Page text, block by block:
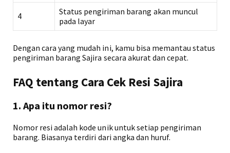
4
Status pengiriman barang akan muncul
pada layar
Dengan cara yang mudah ini, kamu bisa memantau status
pengiriman barang Sajira secara akurat dan cepat.
FAQ tentang Cara Cek Resi Sajira
1. Apa itu nomor resi?
Nomor resi adalah kode unik untuk setiap pengiriman
barang. Biasanya terdiri dari angka dan huruf.